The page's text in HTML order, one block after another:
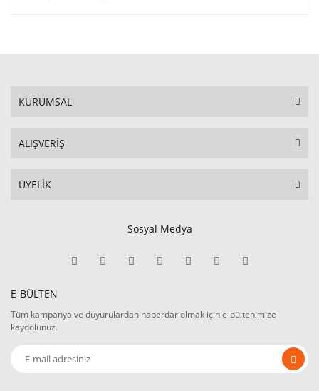
KURUMSAL
ALIŞVERİŞ
ÜYELİK
Sosyal Medya
E-BÜLTEN
Tüm kampanya ve duyurulardan haberdar olmak için e-bültenimize
kaydolunuz.